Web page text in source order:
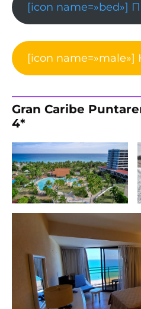
[icon name=»bed»]
[icon name=»male»]
Gran Caribe
4*